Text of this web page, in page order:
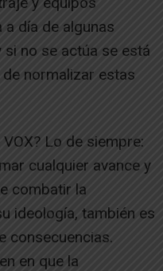
a día de algunas
no se actúa se está
normalizar estas
Lo de siempre:
cualquier avance y
combatir la
ideología, también es
consecuencias.
en que la